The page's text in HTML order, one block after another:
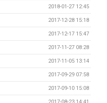
2018-01-27 12:45
2017-12-28 15:18
2017-12-17 15:47
2017-11-27 08:28
2017-11-05 13:14
2017-09-29 07:58
2017-09-10 15:08